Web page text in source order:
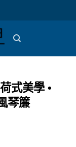
式美學 •
琴簾